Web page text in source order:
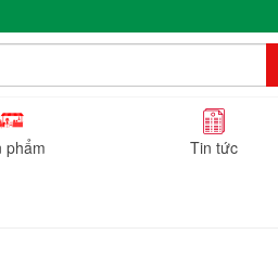
phẩm Tin tức